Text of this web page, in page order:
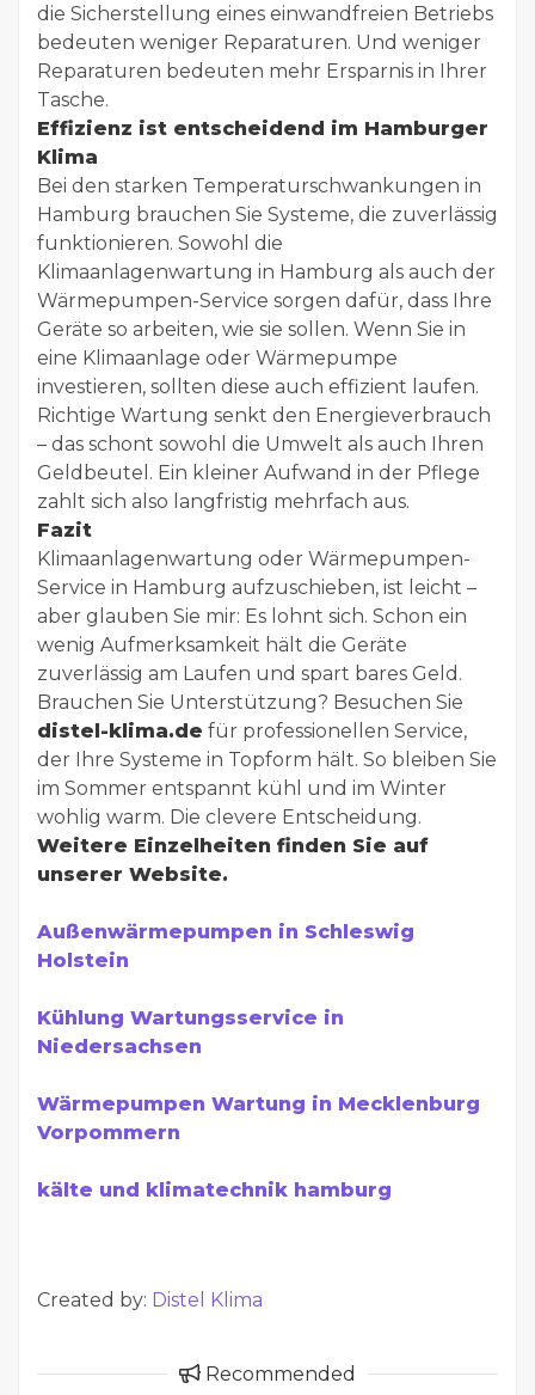
die Sicherstellung eines einwandfreien Betriebs
bedeuten weniger Reparaturen. Und weniger
Reparaturen bedeuten mehr Ersparnis in Ihrer
Tasche.
Effizienz ist entscheidend im Hamburger
Klima
Bei den starken Temperaturschwankungen in
Hamburg brauchen Sie Systeme, die zuverlässig
funktionieren. Sowohl die
Klimaanlagenwartung in Hamburg als auch der
Wärmepumpen-Service sorgen dafür, dass Ihre
Geräte so arbeiten, wie sie sollen. Wenn Sie in
eine Klimaanlage oder Wärmepumpe
investieren, sollten diese auch effizient laufen.
Richtige Wartung senkt den Energieverbrauch
– das schont sowohl die Umwelt als auch Ihren
Geldbeutel. Ein kleiner Aufwand in der Pflege
zahlt sich also langfristig mehrfach aus.
Fazit
Klimaanlagenwartung oder Wärmepumpen-
Service in Hamburg aufzuschieben, ist leicht –
aber glauben Sie mir: Es lohnt sich. Schon ein
wenig Aufmerksamkeit hält die Geräte
zuverlässig am Laufen und spart bares Geld.
Brauchen Sie Unterstützung? Besuchen Sie
distel-klima.de für professionellen Service,
der Ihre Systeme in Topform hält. So bleiben Sie
im Sommer entspannt kühl und im Winter
wohlig warm. Die clevere Entscheidung.
Weitere Einzelheiten finden Sie auf
unserer Website.
Außenwärmepumpen in Schleswig
Holstein
Kühlung Wartungsservice in
Niedersachsen
Wärmepumpen Wartung in Mecklenburg
Vorpommern
kälte und klimatechnik hamburg
Created by: Distel Klima
Recommended